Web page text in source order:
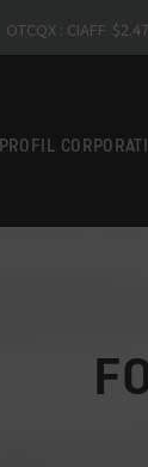
PROFIL